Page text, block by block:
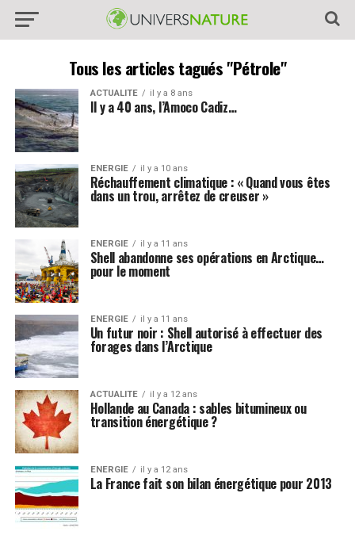
Tous les articles tagués "Pétrole"
ACTUALITE il y a 8 ans
Il y a 40 ans, l’Amoco Cadiz…
ENERGIE il y a 10 ans
Réchauffement climatique : « Quand vous êtes
dans un trou, arrêtez de creuser »
ENERGIE il y a 11 ans
Shell abandonne ses opérations en Arctique…
pour le moment
ENERGIE il y a 11 ans
Un futur noir : Shell autorisé à effectuer des
forages dans l’Arctique
ACTUALITE il y a 12 ans
Hollande au Canada : sables bitumineux ou
transition énergétique ?
ENERGIE il y a 12 ans
La France fait son bilan énergétique pour 2013